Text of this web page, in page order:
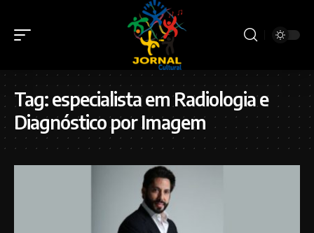
Tag:especialista em Radiologia e
Diagnóstico por Imagem